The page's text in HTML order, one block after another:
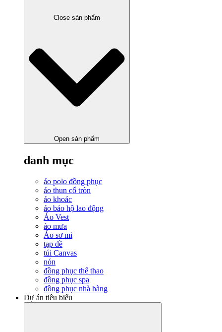
Close sản phẩm
Open sản phẩm
danh mục
áo polo đồng phục
áo thun cổ tròn
áo khoác
áo bảo hộ lao động
Áo Vest
áo mưa
Áo sơ mi
tạp dề
túi Canvas
nón
đồng phục thể thao
đồng phục spa
đồng phục nhà hàng
Dự án tiêu biểu